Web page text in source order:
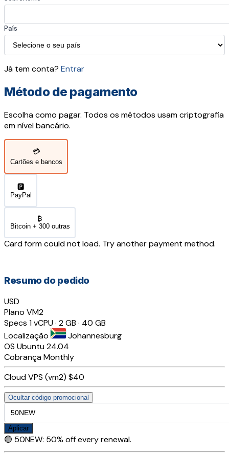
País
Já tem conta? Entrar
Método de pagamento
Escolha como pagar. Todos os métodos usam criptografia
em nível bancário.
💳
Cartões e bancos
🅿️
PayPal
₿
Bitcoin + 300 outras
Card form could not load. Try another payment method.
Resumo do pedido
USD
Plano VM2
Specs 1 vCPU · 2 GB · 40 GB
Localização
Johannesburg
OS Ubuntu 24.04
CobrançaMonthly
Cloud VPS (vm2) $40
Ocultar código promocional
Aplicar
🟢 50NEW: 50% off every renewal.